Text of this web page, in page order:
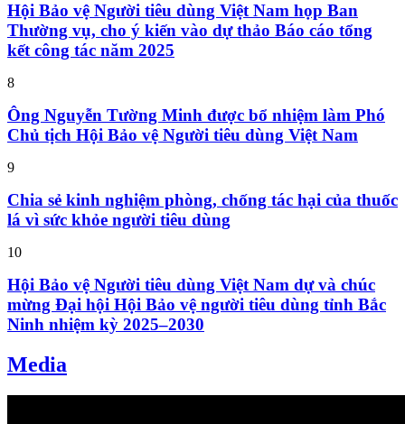
Hội Bảo vệ Người tiêu dùng Việt Nam họp Ban
Thường vụ, cho ý kiến vào dự thảo Báo cáo tổng
kết công tác năm 2025
8
Ông Nguyễn Tường Minh được bổ nhiệm làm Phó
Chủ tịch Hội Bảo vệ Người tiêu dùng Việt Nam
9
Chia sẻ kinh nghiệm phòng, chống tác hại của thuốc
lá vì sức khỏe người tiêu dùng
10
Hội Bảo vệ Người tiêu dùng Việt Nam dự và chúc
mừng Đại hội Hội Bảo vệ người tiêu dùng tỉnh Bắc
Ninh nhiệm kỳ 2025–2030
Media